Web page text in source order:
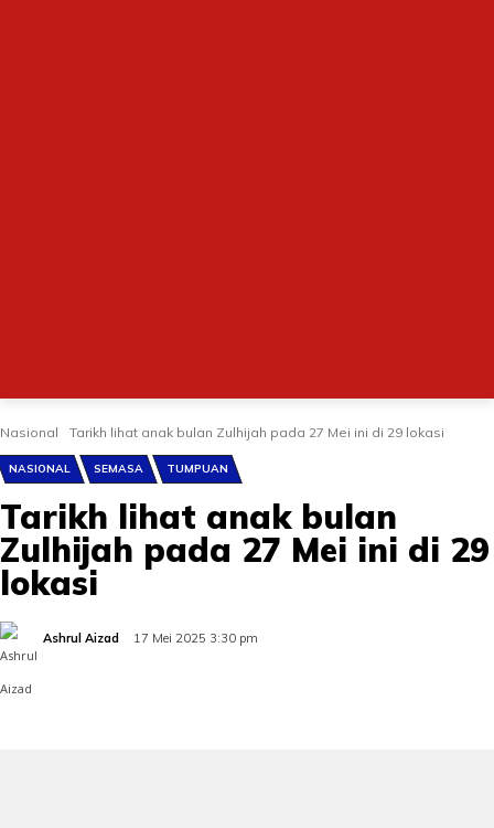
Nasional Tarikh lihat anak bulan Zulhijah pada 27 Mei ini di 29 lokasi
NASIONAL SEMASA TUMPUAN
Tarikh lihat anak bulan
Zulhijah pada 27 Mei ini di 29
lokasi
Ashrul Aizad 17 Mei 2025 3:30 pm